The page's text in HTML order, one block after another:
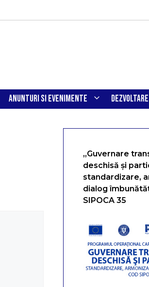
ANUNTURI SI EVENIMENTE DEZVOLTARE
„Guvernare
deschisă și
standardizare,
dialog
SIPOCA 35